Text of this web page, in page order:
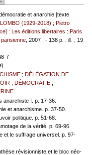
et anarchie [texte
(1929-2018) ;Pietro
: Les éditions libertaires :Paris
, 2007 . - 138 p. : ill. ; 19
7
)
; DÉLÉGATION DE
; DÉMOCRATIE;
anarchiste !. p. 17-36.
et anarchisme. p. 37-50.
politique. p. 51-68.
de la vérité. p. 69-96.
et le suffrage universel. p. 97-
révisionniste et le bloc néo-